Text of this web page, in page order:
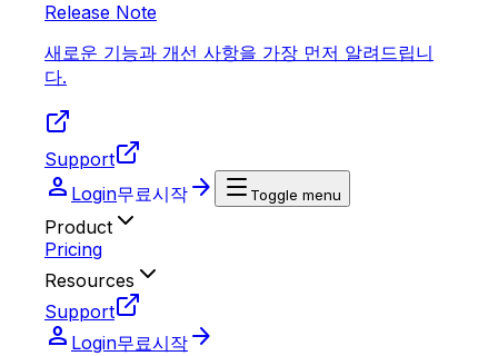
Release Note
새로운 기능과 개선 사항을 가장 먼저 알려드립니
다.
Support
person Login무료시작 arrow_forward Toggle menu
Product
Pricing
Resources
Support
person Login무료시작 arrow_forward